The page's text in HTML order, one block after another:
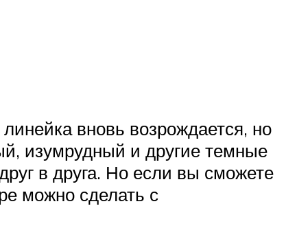
вновь возрождается, но
изумрудный и другие темные
в друга. Но если вы сможете
можно сделать с